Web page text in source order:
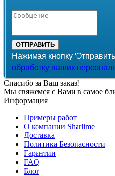
ОТПРАВИТЬ
Нажимая кнопку
обработку ваших
Спасибо за Ваш заказ!
Мы свяжемся с Вами в самое
Информация
Примеры работ
О компании Sharlime
Доставка
Политика Безопасности
Гарантии
FAQ
Блог